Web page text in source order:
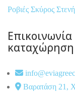
Ροβιές Σκύρος Στενή
καταχώρηση
Βαρατάση 21,